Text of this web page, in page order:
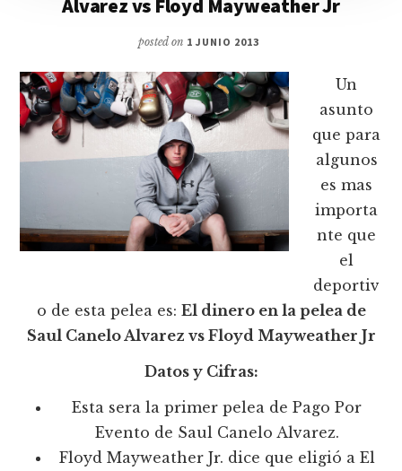
posted on 1 JUNIO 2013
Un
asunto
que para
algunos
es mas
importa
nte que
el
deportiv
o de esta pelea es: El dinero en la pelea de
Saul Canelo Alvarez vs Floyd Mayweather Jr
Datos y Cifras:
Esta sera la primer pelea de Pago Por
Evento de Saul Canelo Alvarez.
Floyd Mayweather Jr. dice que eligió a El